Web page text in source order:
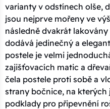
varianty v odstínech olše,
jsou nejprve mořeny ve
následně dvakrát
dodává jedinečný a
postele je velmi
zajišťovacích matic a
čela postele proti sobě a
strany bočnice, na
podklady pro připevnění